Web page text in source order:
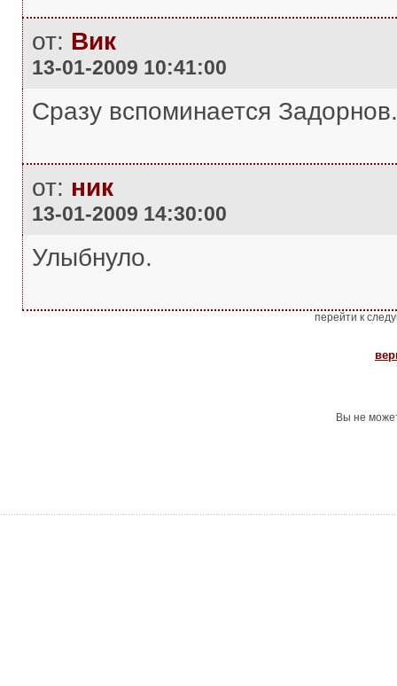
от: Вик
13-01-2009 10:41:00
Сразу вспоминается Задорнов.
от: ник
13-01-2009 14:30:00
Улыбнуло.
перейти к
Вы не